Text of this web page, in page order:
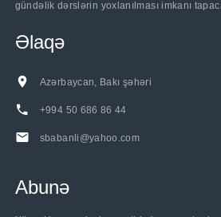
gündəlik dərslərin yoxlanılması imkanı
Əlaqə
Azərbaycan, Bakı şəhəri
+994 50 686 86 44
sbabanli@yahoo.com
Abunə